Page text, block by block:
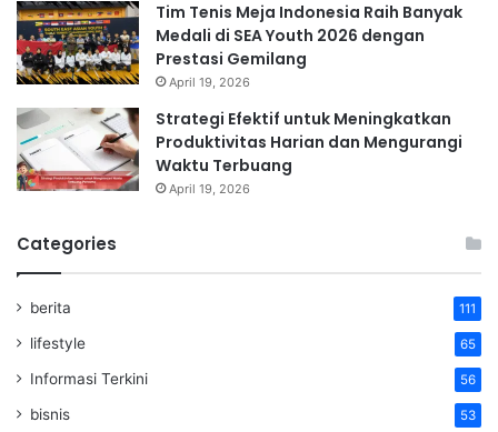
Tim Tenis Meja Indonesia Raih Banyak
Medali di SEA Youth 2026 dengan
Prestasi Gemilang
April 19, 2026
Strategi Efektif untuk Meningkatkan
Produktivitas Harian dan Mengurangi
Waktu Terbuang
April 19, 2026
Categories
berita 111
lifestyle 65
Informasi Terkini 56
bisnis 53